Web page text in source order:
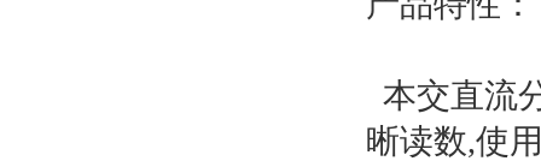
本交直流
晰读数,使